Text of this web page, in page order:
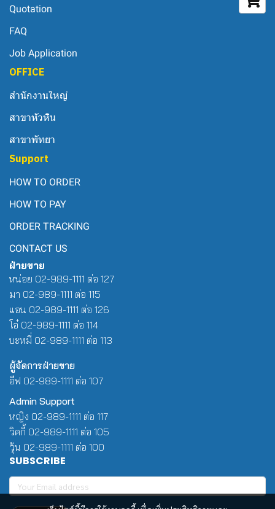
Quotation
FAQ
Job Application
OFFICE
สำนักงานใหญ่
สาขาหัวหิน
สาขาพัทยา
Support
HOW TO ORDER
HOW TO PAY
ORDER TRACKING
CONTACT US
ฝ่ายขาย
หน่อย 02-989-1111 ต่อ 127
มา 02-989-1111 ต่อ 115
แอน 02-989-1111 ต่อ 126
โอ๋ 02-989-1111 ต่อ 114
บะหมี่ 02-989-1111 ต่อ 113
ผู้จัดการฝ่ายขาย
อีฟ 02-989-1111 ต่อ 107
Admin Support
หญิง 02-989-1111 ต่อ 117
วิคกี้ 02-989-1111 ต่อ 105
วุ้น 02-989-1111 ต่อ 100
SUBSCRIBE